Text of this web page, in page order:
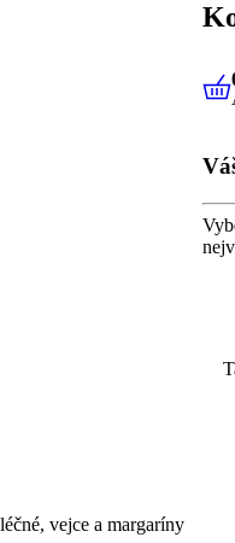
vejce a margaríny